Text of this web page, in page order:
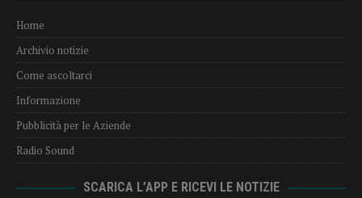
Home
Archivio notizie
Come ascoltarci
Informazione
Pubblicità per le Aziende
Radio Sound
SCARICA L’APP E RICEVI LE NOTIZIE